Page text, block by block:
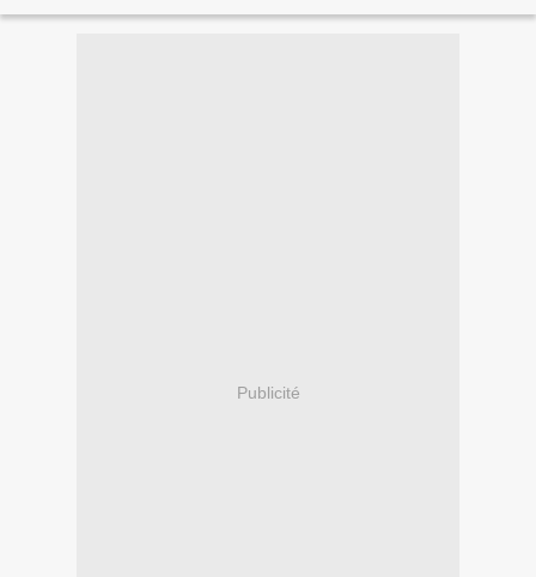
Publicité